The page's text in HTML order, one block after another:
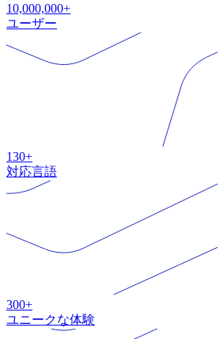
10,000,000+
ユーザー
130+
対応言語
300+
ユニークな体験